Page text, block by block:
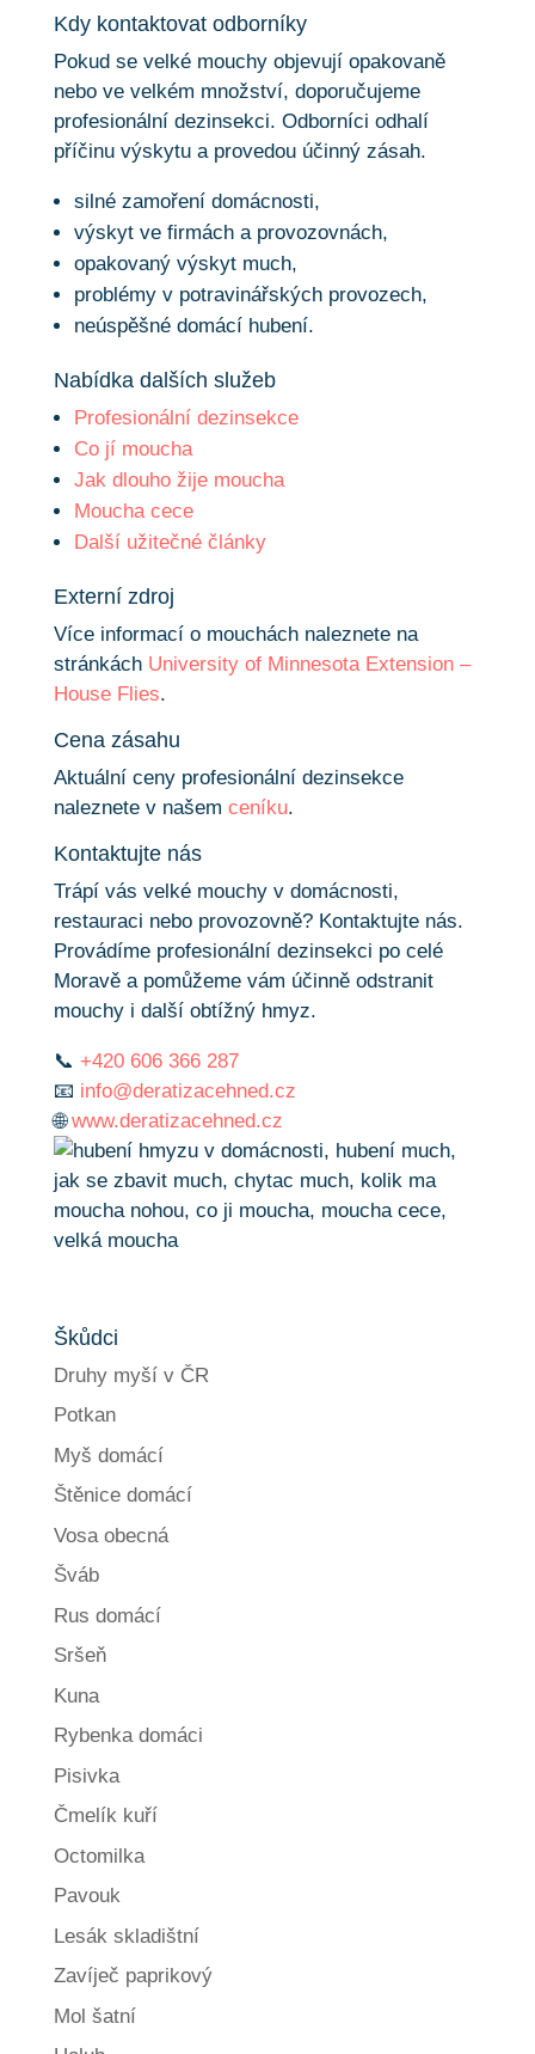
Kdy kontaktovat odborníky
Pokud se velké mouchy objevují opakovaně
nebo ve velkém množství, doporučujeme
profesionální dezinsekci. Odborníci odhalí
příčinu výskytu a provedou účinný zásah.
silné zamoření domácnosti,
výskyt ve firmách a provozovnách,
opakovaný výskyt much,
problémy v potravinářských provozech,
neúspěšné domácí hubení.
Nabídka dalších služeb
Profesionální dezinsekce
Co jí moucha
Jak dlouho žije moucha
Moucha cece
Další užitečné články
Externí zdroj
Více informací o mouchách naleznete na
stránkách University of Minnesota Extension –
House Flies.
Cena zásahu
Aktuální ceny profesionální dezinsekce
naleznete v našem ceníku.
Kontaktujte nás
Trápí vás velké mouchy v domácnosti,
restauraci nebo provozovně? Kontaktujte nás.
Provádíme profesionální dezinsekci po celé
Moravě a pomůžeme vám účinně odstranit
mouchy i další obtížný hmyz.
📞 +420 606 366 287
📧 info@deratizacehned.cz
🌐www.deratizacehned.cz
Škůdci
Druhy myší v ČR
Potkan
Myš domácí
Štěnice domácí
Vosa obecná
Šváb
Rus domácí
Sršeň
Kuna
Rybenka domáci
Pisivka
Čmelík kuří
Octomilka
Pavouk
Lesák skladištní
Zavíječ paprikový
Mol šatní